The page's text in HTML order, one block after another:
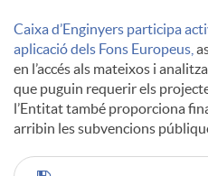
Caixa d’Enginyers participa
aplicació dels Fons Europeus,
en l’accés als mateixos i
que puguin requerir els
l’Entitat també proporciona
arribin les subvencions